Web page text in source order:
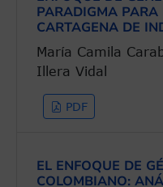
PARADIGMA
CARTAGENA DE
María Camila
Illera Vidal
PDF
EL ENFOQUE DE
COLOMBIANO: